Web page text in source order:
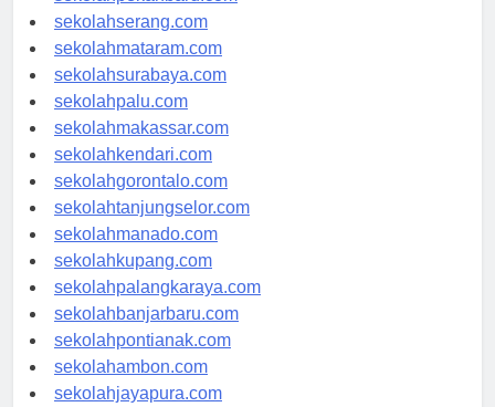
sekolahpekanbaru.com
sekolahserang.com
sekolahmataram.com
sekolahsurabaya.com
sekolahpalu.com
sekolahmakassar.com
sekolahkendari.com
sekolahgorontalo.com
sekolahtanjungselor.com
sekolahmanado.com
sekolahkupang.com
sekolahpalangkaraya.com
sekolahbanjarbaru.com
sekolahpontianak.com
sekolahambon.com